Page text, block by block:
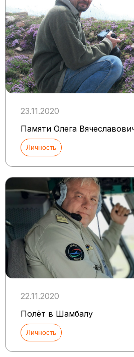
23.11.2020
Памяти Олега
Личность
22.11.2020
Полёт в Шамбалу
Личность